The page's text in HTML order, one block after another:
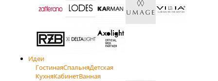
Идеи
ГостинаяСпальняДетская
КухняКабинетВанная